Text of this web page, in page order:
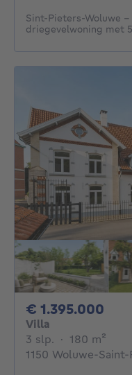
Sint-Pieters-Woluwe
driegevelwoning met
€ 1.395.000
Villa
3 slp. 3 slaapkamers
· 180 m²
1150 Woluwe-Saint-